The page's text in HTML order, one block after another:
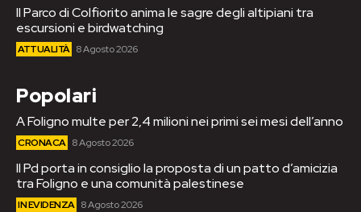
Il Parco di Colfiorito anima le sagre degli altipiani tra
escursioni e birdwatching
ATTUALITÀ 8 Agosto 2026
Popolari
A Foligno multe per 2,4 milioni nei primi sei mesi dell’anno
CRONACA 8 Agosto 2026
Il Pd porta in consiglio la proposta di un patto d’amicizia
tra Foligno e una comunità palestinese
IN EVIDENZA 8 Agosto 2026